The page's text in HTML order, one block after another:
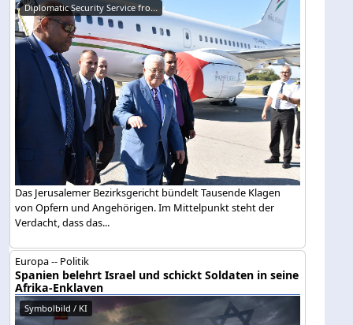
Diplomatic Security Service fro...
Das Jerusalemer Bezirksgericht bündelt Tausende Klagen
von Opfern und Angehörigen. Im Mittelpunkt steht der
Verdacht, dass das...
Europa -- Politik
Spanien belehrt Israel und schickt Soldaten in seine
Afrika-Enklaven
Symbolbild / KI